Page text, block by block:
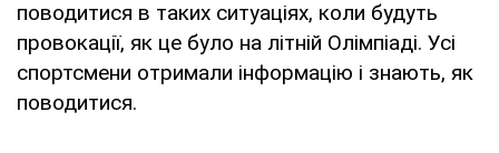
поводитися в таких ситуаціях, коли будуть
провокації, як це було на літній Олімпіаді. Усі
спортсмени отримали інформацію і знають, як
поводитися.